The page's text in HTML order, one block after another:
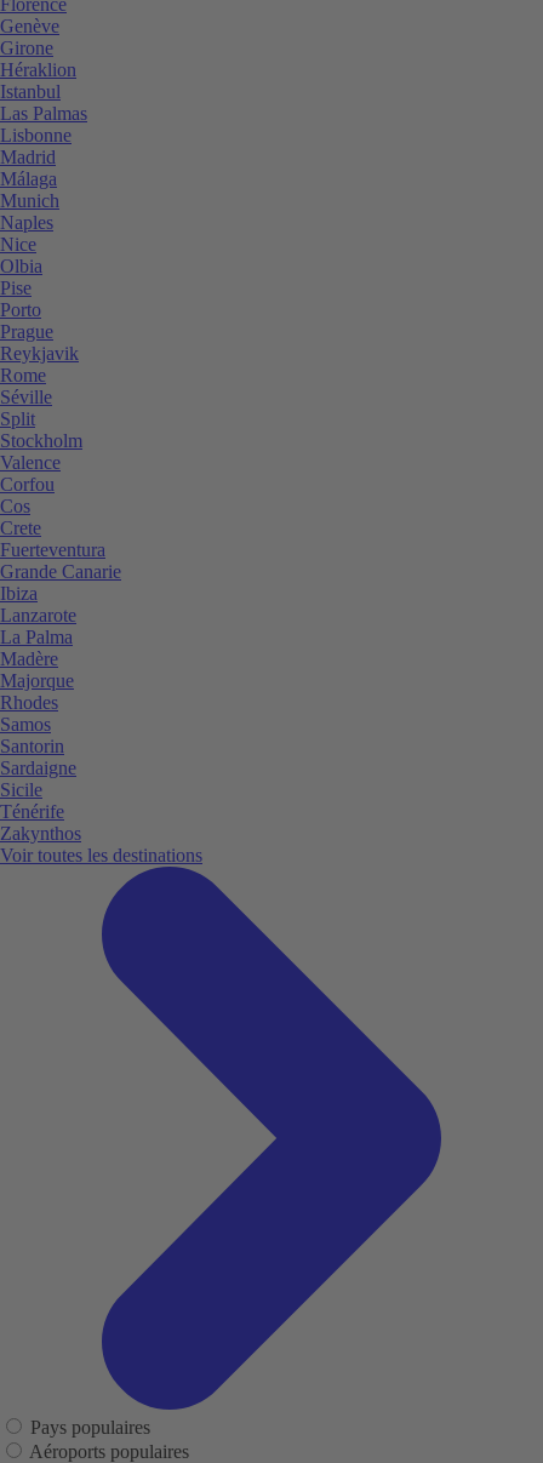
Genève
Girone
Héraklion
Istanbul
Las Palmas
Lisbonne
Madrid
Málaga
Munich
Naples
Nice
Olbia
Pise
Porto
Prague
Reykjavik
Rome
Séville
Split
Stockholm
Valence
Corfou
Cos
Crete
Fuerteventura
Grande Canarie
Ibiza
Lanzarote
La Palma
Madère
Majorque
Rhodes
Samos
Santorin
Sardaigne
Sicile
Ténérife
Zakynthos
Voir toutes les destinations
Pays populaires
Aéroports populaires